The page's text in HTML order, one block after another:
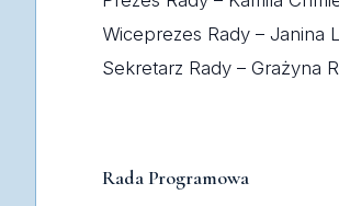
Wiceprezes Rady – Janina
Sekretarz Rady – Grażyna
Rada Programowa